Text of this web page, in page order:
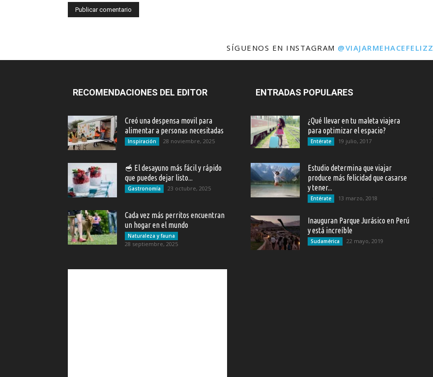
SÍGUENOS EN INSTAGRAM @VIAJARMEHACEFELIZZ
RECOMENDACIONES DEL EDITOR
Creó una despensa movil para
alimentar a personas necesitadas
Inspiración 28 noviembre, 2025
🥣 El desayuno más fácil y rápido
que puedes dejar listo...
Gastronomía 23 octubre, 2025
Cada vez más perritos encuentran
un hogar en el mundo
Naturaleza y fauna
28 septiembre, 2025
ENTRADAS POPULARES
¿Qué llevar en tu maleta viajera
para optimizar el espacio?
Entérate 19 julio, 2017
Estudio determina que viajar
produce más felicidad que casarse
y tener...
Entérate 13 marzo, 2018
Inauguran Parque Jurásico en Perú
y está increíble
Sudamérica 22 mayo, 2019